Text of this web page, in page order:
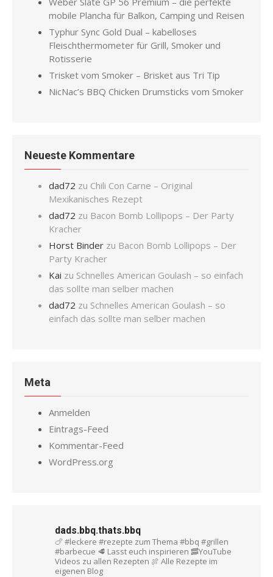
mobile Plancha für Balkon, Camping und Reisen
Typhur Sync Gold Dual – kabelloses
Fleischthermometer für Grill, Smoker und
Rotisserie
Trisket vom Smoker – Brisket aus Tri Tip
NicNac’s BBQ Chicken Drumsticks vom Smoker
Neueste Kommentare
dad72 zu Chili Con Carne – Original
Mexikanisches Rezept
dad72 zu Bacon Bomb Lollipops – Der Party
Kracher
Horst Binder zu Bacon Bomb Lollipops – Der
Party Kracher
Kai zu Schnelles American Goulash – so einfach
das sollte man selber machen
dad72 zu Schnelles American Goulash – so
einfach das sollte man selber machen
Meta
Anmelden
Eintrags-Feed
Kommentar-Feed
WordPress.org
dads.bbq.thats.bbq
🍗 #leckere #rezepte zum Thema #bbq #grillen
#barbecue 🥩 Lasst euch inspirieren 🥓YouTube
Videos zu allen Rezepten 🍖 Alle Rezepte im
eigenen Blog